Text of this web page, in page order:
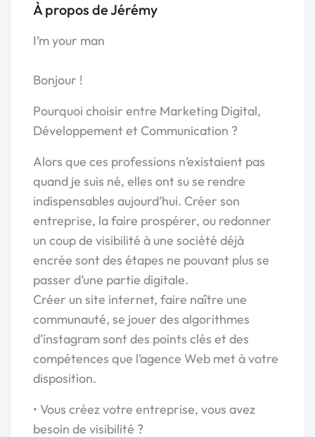
À propos de Jérémy
I’m your man
Bonjour !
Pourquoi choisir entre Marketing Digital,
Développement et Communication ?
Alors que ces professions n’existaient pas
quand je suis né, elles ont su se rendre
indispensables aujourd’hui. Créer son
entreprise, la faire prospérer, ou redonner
un coup de visibilité à une société déjà
encrée sont des étapes ne pouvant plus se
passer d’une partie digitale.
Créer un site internet, faire naître une
communauté, se jouer des algorithmes
d’instagram sont des points clés et des
compétences que l’agence Web met à votre
disposition.
• Vous créez votre entreprise, vous avez
besoin de visibilité ?